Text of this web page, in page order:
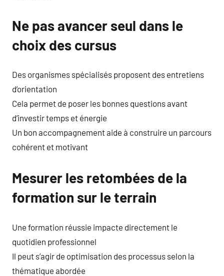
Ne pas avancer seul dans le
choix des cursus
Des organismes spécialisés proposent des entretiens
d’orientation
Cela permet de poser les bonnes questions avant
d’investir temps et énergie
Un bon accompagnement aide à construire un parcours
cohérent et motivant
Mesurer les retombées de la
formation sur le terrain
Une formation réussie impacte directement le
quotidien professionnel
Il peut s’agir de optimisation des processus selon la
thématique abordée